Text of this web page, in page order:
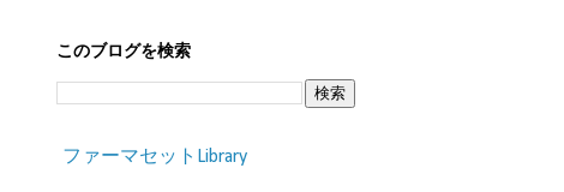
このブログを検索
ファーマセットLibrary